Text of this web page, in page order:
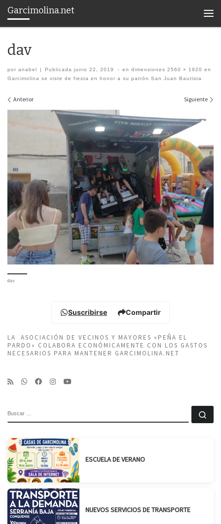
Saltar al contenido
Garcimolina.net
dav
por anabel | Publicadajunio 22, 2019 - en dimensiones 2560 × 1920 en
Garcimolina se viste de fiesta en honor a su patrón San Juan Bautista
Navegación de imágenes
Anterior Siguiente
dav
Suscribirse Compartir
LA ASOCIACIÓN DE VECINOS Y MAYORES «PEÑA EL
PARDO» COLABORA ECONÓMICAMENTE CON LOS GASTOS
NECESARIOS PARA MANTENER GARCIMOLINA.NET
ESCUELA DE VERANO
NUEVOS SERVICIOS DE TRANSPORTE